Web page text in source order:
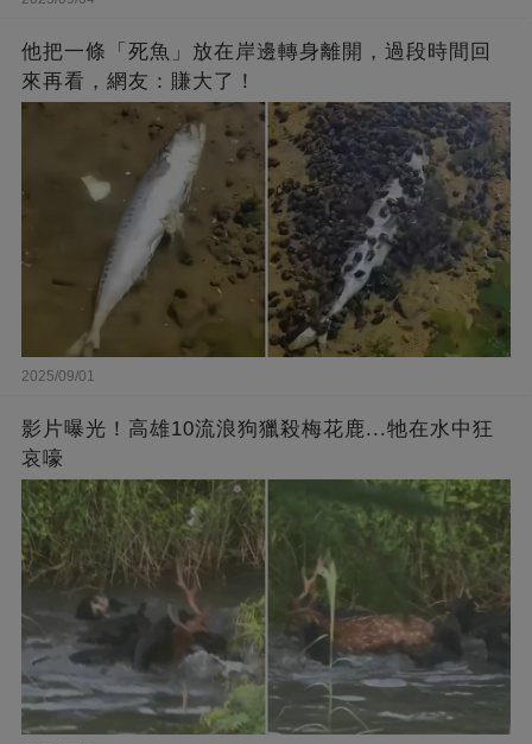
他把一條「死魚」放在岸邊轉身離開，過段時間回
來再看，網友：賺大了！
2025/09/01
影片曝光！高雄10流浪狗獵殺梅花鹿...牠在水中狂
哀嚎